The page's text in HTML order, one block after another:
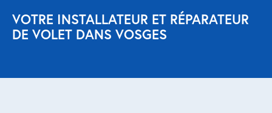
Réparation store banne
Réparation portail
VOTRE INSTALLATEUR ET RÉPARATEUR
DE VOLET DANS VOSGES